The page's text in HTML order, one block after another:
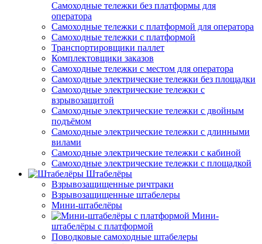
Самоходные тележки без платформы для
оператора
Самоходные тележки с платформой для оператора
Самоходные тележки с платформой
Транспортировщики паллет
Комплектовщики заказов
Самоходные тележки с местом для оператора
Самоходные электрические тележки без площадки
Самоходные электрические тележки с
взрывозащитой
Самоходные электрические тележки с двойным
подъёмом
Самоходные электрические тележки с длинными
вилами
Самоходные электрические тележки с кабиной
Самоходные электрические тележки с площадкой
Штабелёры
Взрывозащищенные ричтраки
Взрывозащищенные штабелеры
Мини-штабелёры
Мини-
штабелёры с платформой
Поводковые самоходные штабелеры